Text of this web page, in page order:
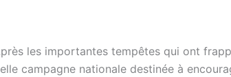
les importantes tempêtes qui ont
campagne nationale destinée à